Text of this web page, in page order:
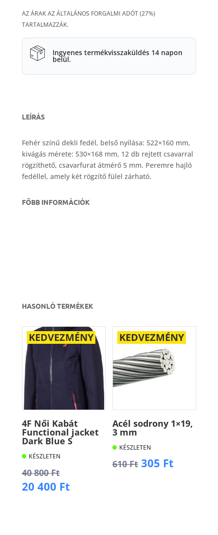
fehér
mennyiség
AZ ÁRAK AZ ÁLTALÁNOS FORGALMI ADÓT (27%)
TARTALMAZZÁK.
Ingyenes termékvisszaküldés 14 napon
belül.
LEÍRÁS
Fehér színű dekli fedél, belső nyílása: 522×160 mm,
kivágás mérete: 530×168 mm, 12 db rejtett csavarral
rögzíthető, csavarfurat átmérő 5 mm. Peremre hajló
fedéllel, amely két rögzítő fülel zárható.
FŐBB INFORMÁCIÓK
HASONLÓ TERMÉKEK
KEDVEZMÉNY
4F Női Kabát
Functional jacket
Dark Blue S
KÉSZLETEN
40 800FtOriginal
price
20 400 FtCurrent
KEDVEZMÉNY
Acél sodrony 1×19,
3 mm
KÉSZLETEN
610Ft Original
305 Ft